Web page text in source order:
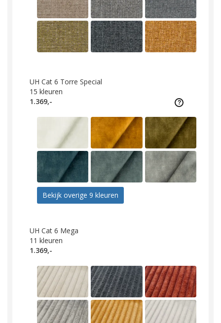
UH Cat 6 Torre Special
15 kleuren
1.369,-
Bekijk overige 9 kleuren
UH Cat 6 Mega
11 kleuren
1.369,-